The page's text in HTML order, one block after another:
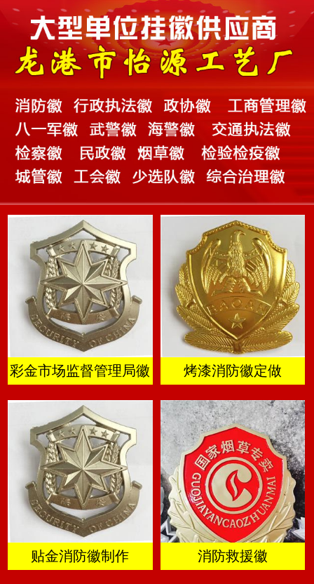
彩金市场监督管理局徽 烤漆消防徽定做
贴金消防徽制作 消防救援徽